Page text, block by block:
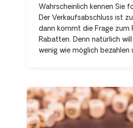
Wahrscheinlich kennen Sie
Der Verkaufsabschluss ist
dann kommt die Frage zum
Rabatten. Denn natürlich
wenig wie möglich bezahlen